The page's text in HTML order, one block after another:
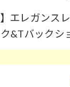
エレガンス
&Tバックシ